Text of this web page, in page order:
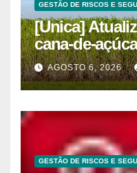
GESTÃO DE RISCOS E
[Unica]
cana-de-
quinzenas de
AGOSTO 6, 2026
GESTÃO DE RISCOS E